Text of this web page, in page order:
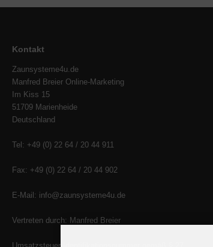
Kontakt
Zaunsysteme4u.de
Manfred Breier Online-Marketing
Im Kiss 15
51709 Marienheide
Deutschland
Tel: +49 (0) 22 64 / 20 44 911
Fax: +49 (0) 22 64 / 20 44 902
E-Mail: info@zaunsysteme4u.de
Vertreten durch: Manfred Breier